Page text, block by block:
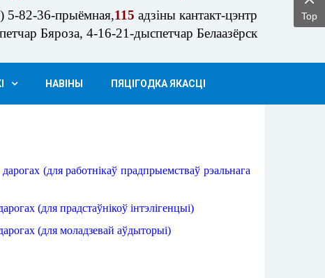
5-82-36-прыёмная,115 адзіны кантакт-цэнтр
Бяроза, 4-16-21-дыспетчар Белаазёрск
НАВІНЫ ПЯЦІГОДКА ЯКАСЦІ
(для работнікаў прадпрыемстваў рэальнага
(для прадстаўнікоў інтэлігенцыі)
(для моладзевай аўдыторыі)
Top